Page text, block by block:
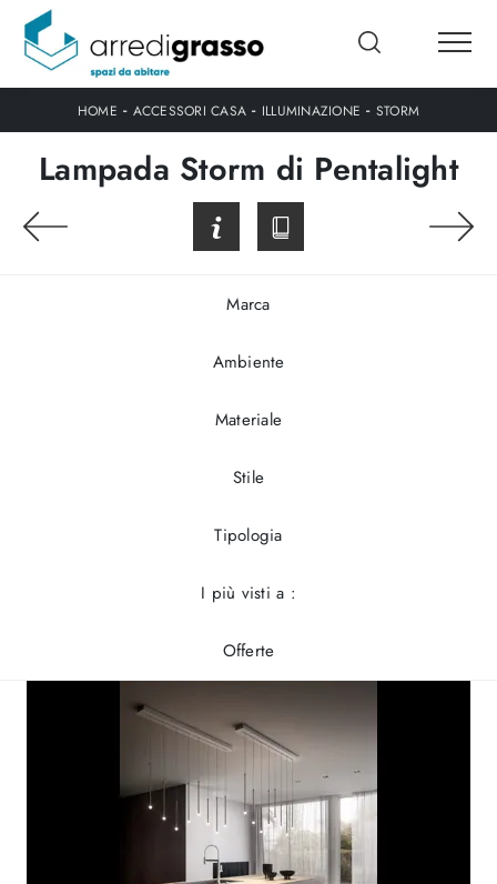
HOME - ACCESSORI CASA - ILLUMINAZIONE - STORM
Lampada Storm di Pentalight
Marca
Ambiente
Materiale
Stile
Tipologia
I più visti a :
Offerte